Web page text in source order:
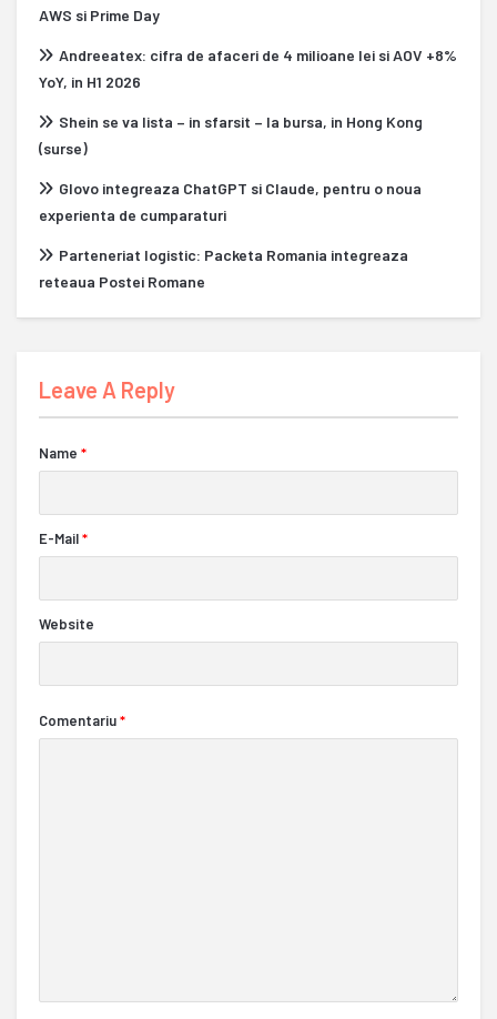
AWS si Prime Day
Andreeatex: cifra de afaceri de 4 milioane lei si AOV +8%
YoY, in H1 2026
Shein se va lista – in sfarsit – la bursa, in Hong Kong
(surse)
Glovo integreaza ChatGPT si Claude, pentru o noua
experienta de cumparaturi
Parteneriat logistic: Packeta Romania integreaza
reteaua Postei Romane
Leave A Reply
Name *
E-Mail*
Website
Comentariu*